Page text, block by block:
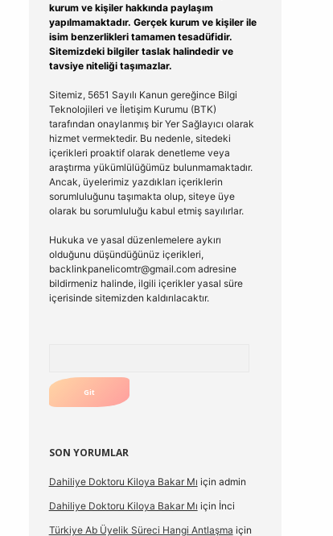
kurum ve kişiler hakkında paylaşım
yapılmamaktadır. Gerçek kurum ve kişiler ile
isim benzerlikleri tamamen tesadüfidir.
Sitemizdeki bilgiler taslak halindedir ve
tavsiye niteliği taşımazlar.
Sitemiz, 5651 Sayılı Kanun gereğince Bilgi
Teknolojileri ve İletişim Kurumu (BTK)
tarafından onaylanmış bir Yer Sağlayıcı olarak
hizmet vermektedir. Bu nedenle, sitedeki
içerikleri proaktif olarak denetleme veya
araştırma yükümlülüğümüz bulunmamaktadır.
Ancak, üyelerimiz yazdıkları içeriklerin
sorumluluğunu taşımakta olup, siteye üye
olarak bu sorumluluğu kabul etmiş sayılırlar.
Hukuka ve yasal düzenlemelere aykırı
olduğunu düşündüğünüz içerikleri,
backlinkpanelicomtr@gmail.comadresine
bildirmeniz halinde, ilgili içerikler yasal süre
içerisinde sitemizden kaldırılacaktır.
SON YORUMLAR
Dahiliye Doktoru Kiloya Bakar Mı için admin
Dahiliye Doktoru Kiloya Bakar Mı için İnci
Türkiye Ab Üyelik Süreci Hangi Antlaşma için